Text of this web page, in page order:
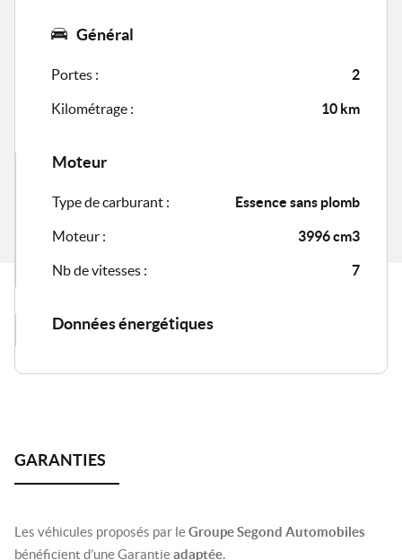
Général
Portes : 2
Kilométrage : 10 km
Moteur
Type de carburant : Essence sans plomb
Moteur : 3996 cm3
Nb de vitesses : 7
Données énergétiques
Les véhicules proposés par leGroupe Segond Automobiles
bénéficient d’une Garantieadaptée.